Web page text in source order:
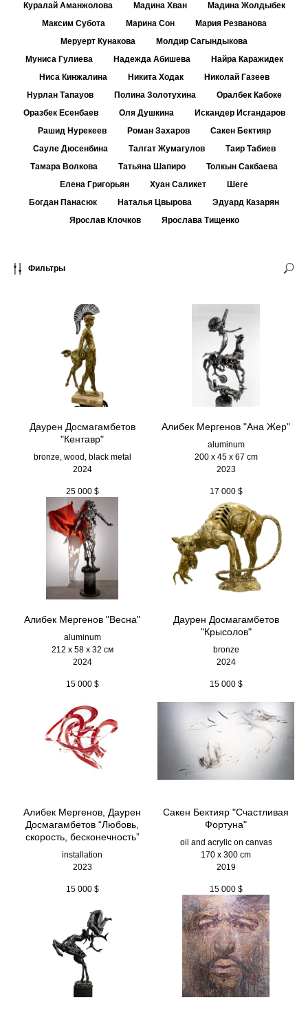
Куралай Аманжолова
Мадина Хван
Мадина Жолдыбек
Максим Субота
Марина Сон
Мария Резванова
Меруерт Кунакова
Молдир Сагындыкова
Муниса Гулиева
Надежда Абишева
Найра Каражидек
Ниса Кинжалина
Никита Ходак
Николай Газеев
Нурлан Тапауов
Полина Золотухина
Оралбек Кабоке
Оразбек Есенбаев
Оля Душкина
Искандер Исгандаров
Рашид Нурекеев
Роман Захаров
Сакен Бектияр
Сауле Дюсенбина
Талгат Жумагулов
Таир Табиев
Тамара Волкова
Татьяна Шапиро
Толкын Сакбаева
Елена Григорьян
Хуан Саликет
Шеге
Богдан Панасюк
Наталья Цвырова
Эдуард Казарян
Ярослав Клочков
Ярослава Тищенко
Фильтры
Даурен Досмагамбетов
"Кентавр"
bronze, wood, black metal
2024
25 000 $
Алибек Мергенов "Ана Жер"
aluminum
200 х 45 х 67 cm
2023
17 000 $
Алибек Мергенов "Весна"
aluminum
212 х 58 х 32 см
2024
15 000 $
Даурен Досмагамбетов
"Крысолов"
bronze
2024
15 000 $
Алибек Мергенов, Даурен
Досмагамбетов “Любовь,
скорость, бесконечность”
installation
2023
15 000 $
Сакен Бектияр "Счастливая
Фортуна"
oil and acrylic on canvas
170 x 300 cm
2019
15 000 $